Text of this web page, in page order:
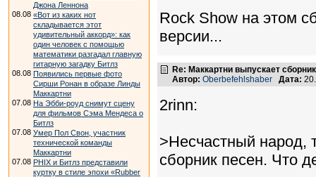
Джона Леннона
08.08 «Вот из каких нот
складывается этот
удивительный аккорд»: как
один человек с помощью
математики разгадал главную
гитарную загадку Битлз
08.08 Появились первые фото
Сирши Ронан в образе Линды
Маккартни
07.08 На Эбби-роуд снимут сцену
для фильмов Сэма Мендеса о
Битлз
07.08 Умер Пол Свон, участник
технической команды
Маккартни
07.08 PHIX и Битлз представили
куртку в стиле эпохи «Rubber
Rock Show на этом
версии...
Re: Маккартни выпускает
Автор: Oberbefehlshaber Дата:
2rinn:
>Несчастный народ,
сборник песен. Что